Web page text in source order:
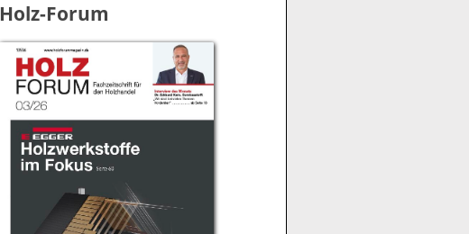
Holz-Forum